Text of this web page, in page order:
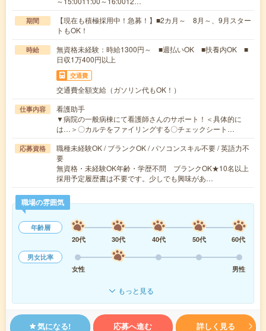
期間
【現在も積極採用中！急募！】■2カ月～ 8月～、9月スター
トもOK！
時給
無資格未経験：時給1300円～ ■週払いOK ■扶養内OK ■
日収1万400円以上
交通費
交通費全額支給（ガソリン代もOK！）
仕事内容
看護助手
▼病院の一般病棟にて看護師さんのサポート！＜具体的に
は…＞〇カルテをファイリングする〇チェックシート…
応募資格
職種未経験OK / ブランクOK / パソコンスキル不要 / 英語力不
要
無資格・未経験OK年齢・学歴不問 ブランクOK★10名以上
採用予定履歴書は不要です。少しでも興味があ…
職場の雰囲気
年齢層
20代
30代 40代 50代
60代
男女比率
女性
男性
もっと見る
気になる! 応募へ進む 詳しく見る